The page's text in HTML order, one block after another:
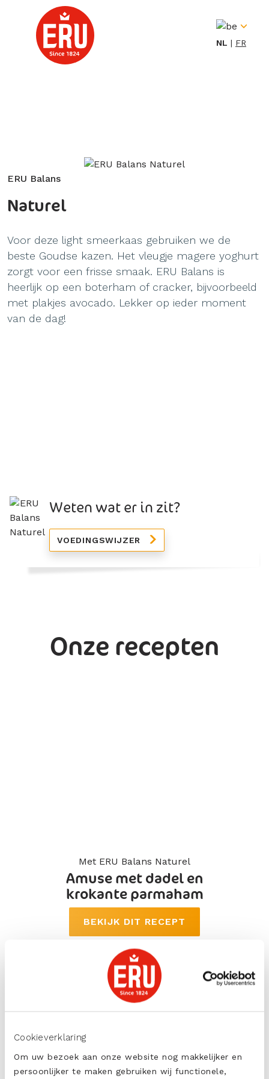
Cookieverklaring
Om uw bezoek aan onze website nog makkelijker en
persoonlijker te maken gebruiken wij functionele,
NL FR
ERU Balans
Naturel
Voor deze light smeerkaas gebruiken we de
beste Goudse kazen. Het vleugje magere yoghurt
zorgt voor een frisse smaak. ERU Balans is
heerlijk op een boterham of cracker, bijvoorbeeld
met plakjes avocado. Lekker op ieder moment
van de dag!
Weten wat er in zit?
VOEDINGSWIJZER
Onze recepten
Met ERU Balans Naturel
Amuse met dadel en
krokante parmaham
BEKIJK DIT RECEPT
Voedingswaarde per